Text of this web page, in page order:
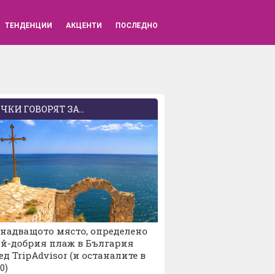
ТЕНДЕНЦИИ АКЦЕНТИ ПОСЛЕДНО
ГОВОРЯТ ЗА...
място, определено
добрия плаж в България
TripAdvisor (и останалите в